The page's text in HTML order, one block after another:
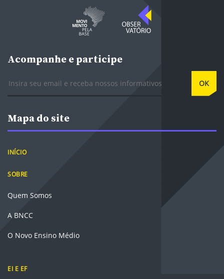
Acompanhe e participe
OK
Mapa do site
INÍCIO
SOBRE
Quem Somos
A BNCC
O Novo Ensino Médio
EI E EF